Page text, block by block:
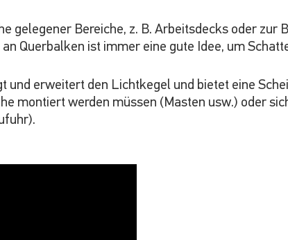
gelegener Bereiche, z. B. Arbeitsdecks oder zur
Querbalken ist immer eine gute Idee, um
und erweitert den Lichtkegel und bietet eine
montiert werden müssen (Masten usw.) oder